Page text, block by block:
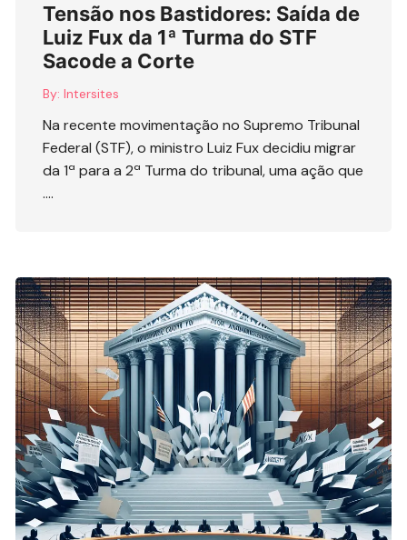
Tensão nos Bastidores: Saída de
Luiz Fux da 1ª Turma do STF
Sacode a Corte
By: Intersites
Na recente movimentação no Supremo Tribunal
Federal (STF), o ministro Luiz Fux decidiu migrar
da 1ª para a 2ª Turma do tribunal, uma ação que
….